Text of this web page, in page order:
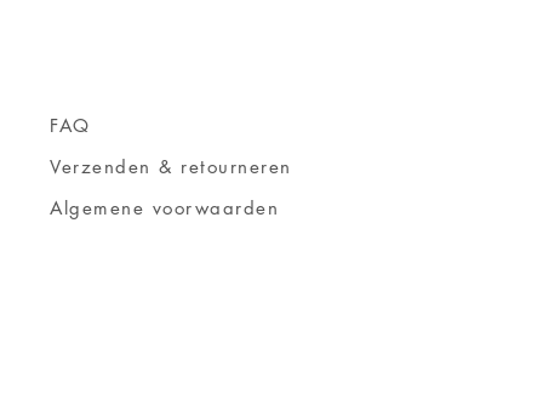
FAQ
Verzenden & retourneren
Algemene voorwaarden